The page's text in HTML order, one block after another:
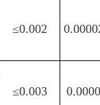
≤0.002
≤0.003